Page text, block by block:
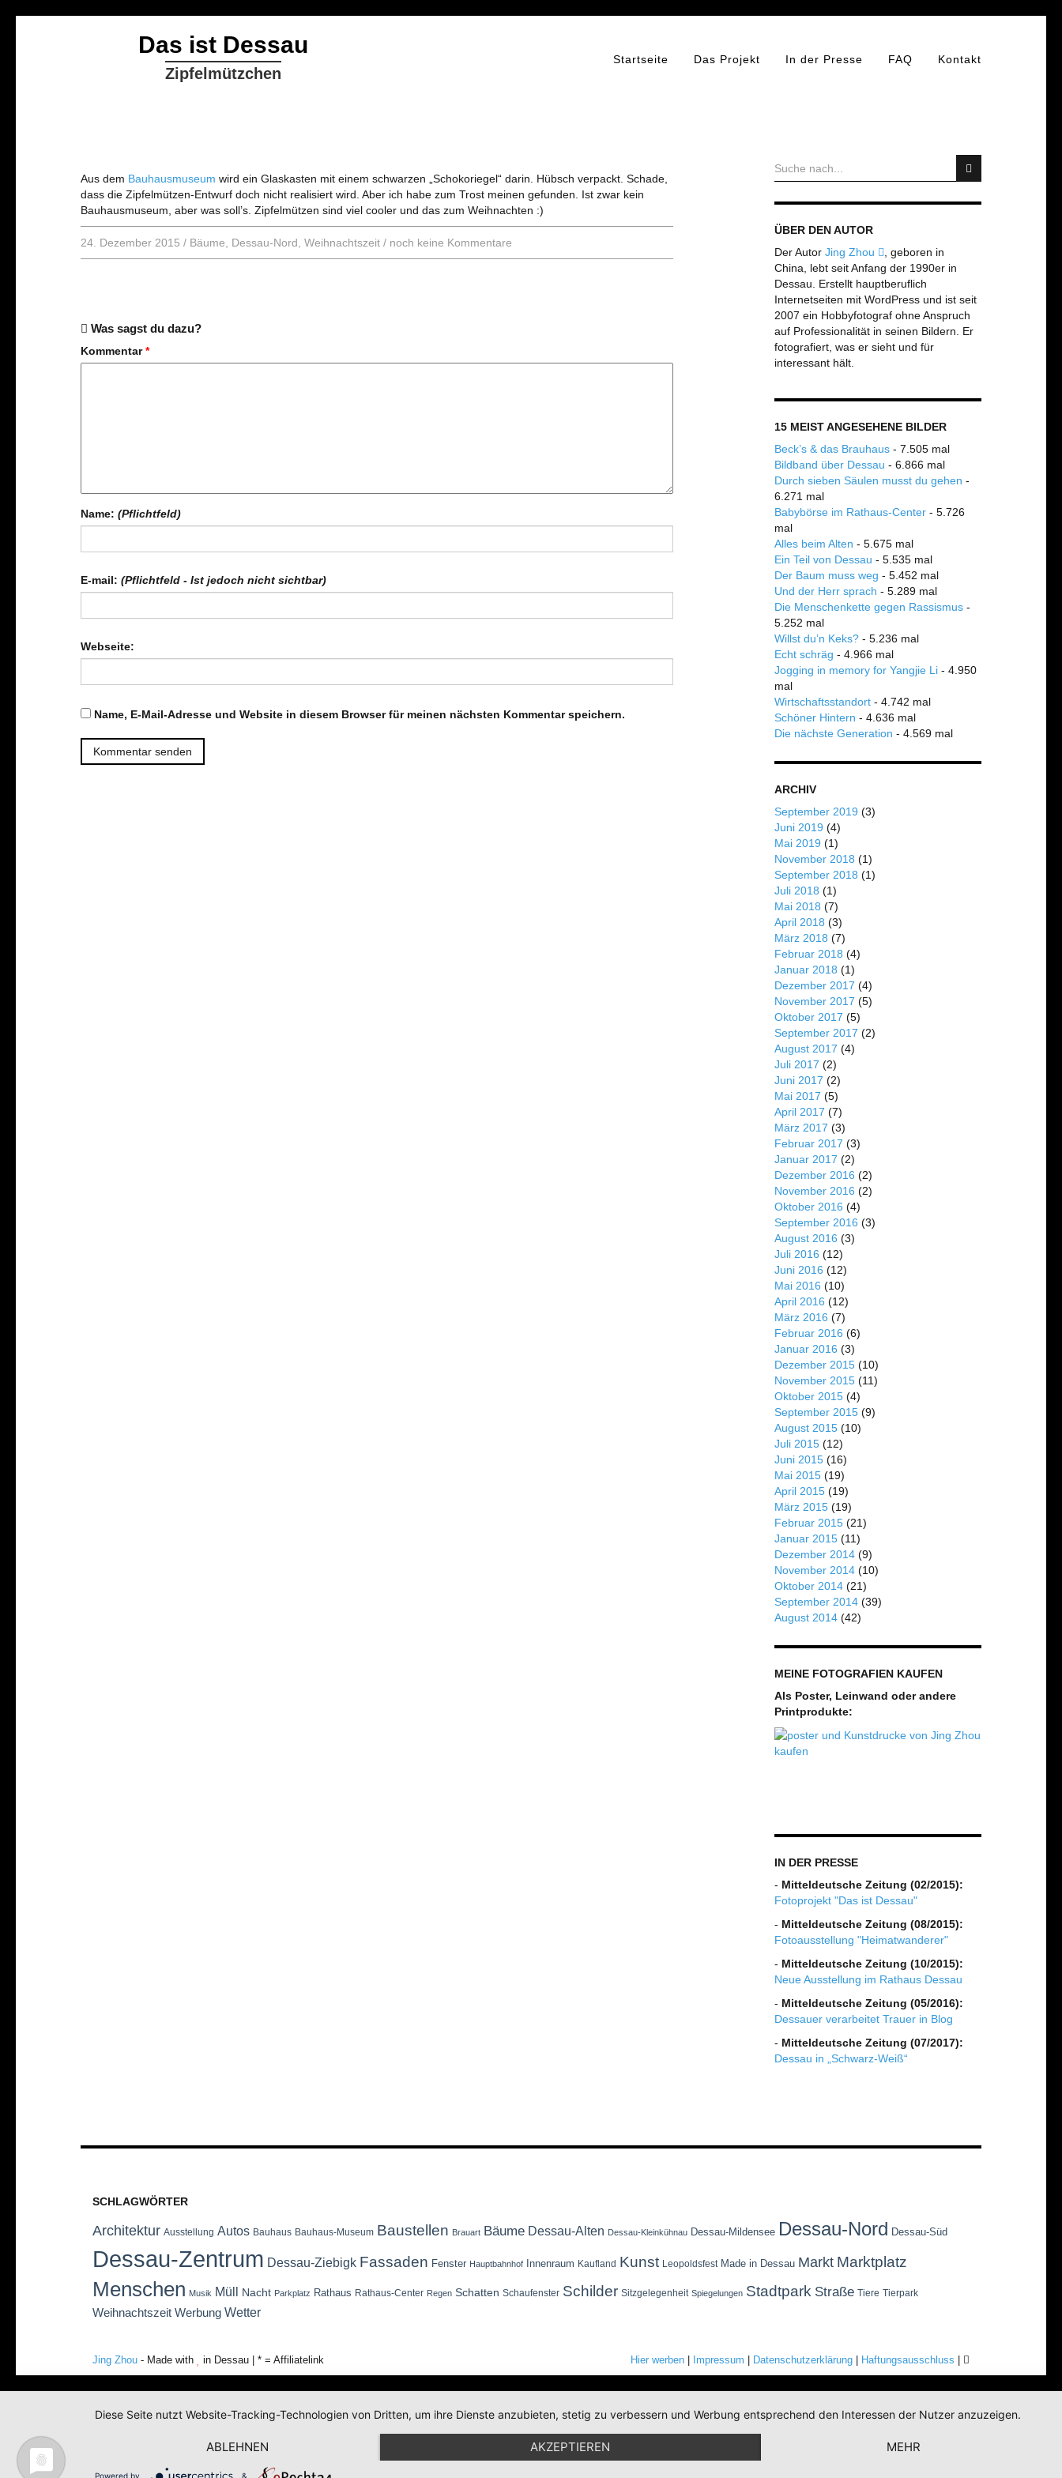
Das ist Dessau
Zipfelmützchen
Startseite Das Projekt In der Presse FAQ Kontakt
Aus dem Bauhausmuseum wird ein Glaskasten mit einem schwarzen „Schokoriegel“ darin. Hübsch verpackt. Schade,
dass die Zipfelmützen-Entwurf doch nicht realisiert wird. Aber ich habe zum Trost meinen gefunden. Ist zwar kein
Bauhausmuseum, aber was soll’s. Zipfelmützen sind viel cooler und das zum Weihnachten :)
24. Dezember 2015 / Bäume Dessau-Nord Weihnachtszeit / noch keine Kommentare
Was sagst du dazu?
Kommentar*
Name: (Pflichtfeld)
E-mail: (Pflichtfeld - Ist jedoch nicht sichtbar)
Webseite:
Name, E-Mail-Adresse und Website in diesem Browser für meinen nächsten Kommentar speichern.
ÜBER DEN AUTOR
Der Autor Jing Zhou
, geboren in
China, lebt seit Anfang der 1990er in
Dessau. Erstellt hauptberuflich
Internetseiten mit WordPress und ist seit
2007 ein Hobbyfotograf ohne Anspruch
auf Professionalität in seinen Bildern. Er
fotografiert, was er sieht und für
interessant hält.
15 MEIST ANGESEHENE BILDER
Beck’s & das Brauhaus- 7.505 mal
Bildband über Dessau - 6.866 mal
Durch sieben Säulen musst du gehen -
6.271 mal
Babybörse im Rathaus-Center- 5.726
mal
Alles beim Alten - 5.675 mal
Ein Teil von Dessau - 5.535 mal
Der Baum muss weg - 5.452 mal
Und der Herr sprach - 5.289 mal
Die Menschenkette gegen Rassismus-
5.252 mal
Willst du’n Keks?- 5.236 mal
Echt schräg - 4.966 mal
Jogging in memory for Yangjie Li- 4.950
mal
Wirtschaftsstandort- 4.742 mal
Schöner Hintern - 4.636 mal
Die nächste Generation - 4.569 mal
ARCHIV
September 2019 (3)
Juni 2019 (4)
Mai 2019 (1)
November 2018 (1)
September 2018 (1)
Juli 2018 (1)
Mai 2018 (7)
April 2018 (3)
März 2018 (7)
Februar 2018 (4)
Januar 2018 (1)
Dezember 2017 (4)
November 2017 (5)
Oktober 2017 (5)
September 2017 (2)
August 2017 (4)
Juli 2017 (2)
Juni 2017 (2)
Mai 2017 (5)
April 2017 (7)
März 2017 (3)
Februar 2017 (3)
Januar 2017 (2)
Dezember 2016 (2)
November 2016 (2)
Oktober 2016 (4)
September 2016 (3)
August 2016 (3)
Juli 2016 (12)
Juni 2016 (12)
Mai 2016 (10)
April 2016 (12)
März 2016 (7)
Februar 2016 (6)
Januar 2016 (3)
Dezember 2015(10)
November 2015(11)
Oktober 2015(4)
September 2015(9)
August 2015(10)
Juli 2015(12)
Juni 2015(16)
Mai 2015(19)
April 2015(19)
März 2015(19)
Februar 2015(21)
Januar 2015(11)
Dezember 2014(9)
November 2014(10)
Oktober 2014(21)
September 2014(39)
August 2014(42)
MEINE FOTOGRAFIEN KAUFEN
Als Poster, Leinwand oder andere
Printprodukte:
IN DER PRESSE
- Mitteldeutsche Zeitung (02/2015):
Fotoprojekt "Das ist Dessau"
- Mitteldeutsche Zeitung (08/2015):
Fotoausstellung "Heimatwanderer"
- Mitteldeutsche Zeitung (10/2015):
Neue Ausstellung im Rathaus Dessau
- Mitteldeutsche Zeitung (05/2016):
Dessauer verarbeitet Trauer in Blog
- Mitteldeutsche Zeitung (07/2017):
Dessau in „Schwarz-Weiß“
SCHLAGWÖRTER
Architektur Ausstellung Autos Bauhaus Bauhaus-Museum Baustellen Brauart Bäume Dessau-Alten Dessau-Kleinkühnau Dessau-Mildensee Dessau-Nord Dessau-Süd
Dessau-Zentrum Dessau-Ziebigk Fassaden Fenster Hauptbahnhof Innenraum Kaufland Kunst Leopoldsfest Made in Dessau Markt Marktplatz
Menschen Musik Müll Nacht Parkplatz Rathaus Rathaus-Center Regen Schatten Schaufenster Schilder Sitzgelegenheit Spiegelungen Stadtpark Straße Tiere Tierpark
Weihnachtszeit Werbung Wetter
Jing Zhou - Made with in Dessau | * = Affiliatelink Hier werben Impressum Datenschutzerklärung Haftungsausschluss
Diese Seite nutzt Website-Tracking-Technologien von Dritten, um ihre Dienste anzubieten, stetig zu verbessern und Werbung entsprechend den Interessen der Nutzer anzuzeigen.
ABLEHNEN AKZEPTIEREN MEHR
Powered by &